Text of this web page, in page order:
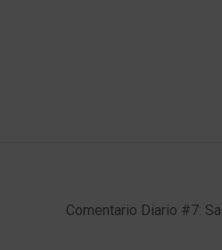
Comentario Diario #7: